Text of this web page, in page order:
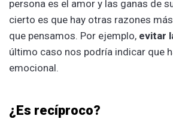
persona es el amor y las ganas de
cierto es que hay otras razones
que pensamos. Por ejemplo, evitar
último caso nos podría indicar que
emocional.
¿Es recíproco?